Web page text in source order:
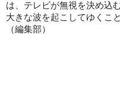
は、テレビが無視を決め込
大きな波を起こしてゆくこ
（編集部）